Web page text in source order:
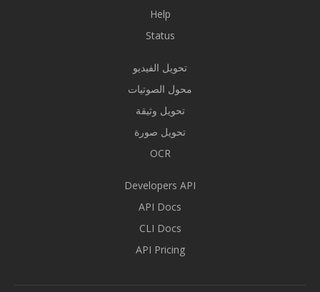
Help
Status
تحويل الفيديو
محول الصوتيات
تحويل وثيقة
تحويل صورة
OCR
Developers API
API Docs
CLI Docs
API Pricing